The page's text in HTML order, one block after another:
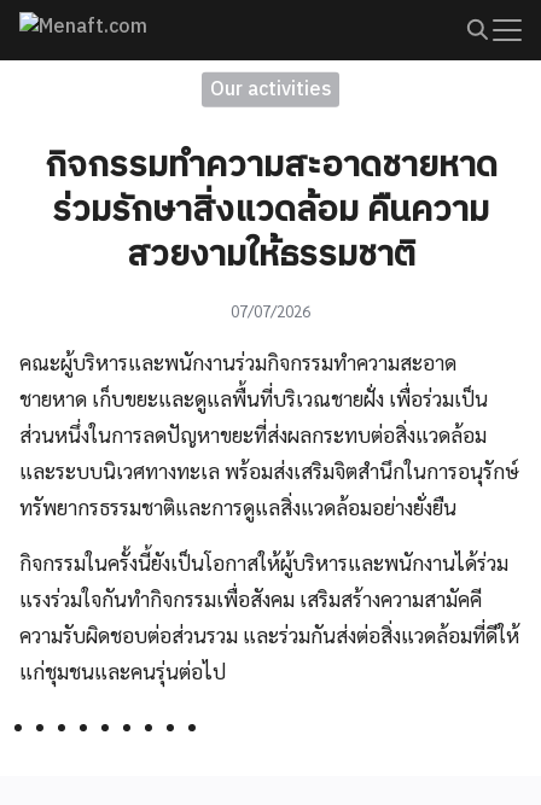
Skip
Search
Our activities
กิจกรรมทำความสะอาดชายหาด
ร่วมรักษาสิ่งแวดล้อม คืนความ
สวยงามให้ธรรมชาติ
07/07/2026
คณะผู้บริหารและพนักงานร่วมกิจกรรมทำความสะอาด
ชายหาด เก็บขยะและดูแลพื้นที่บริเวณชายฝั่ง เพื่อร่วมเป็น
ส่วนหนึ่งในการลดปัญหาขยะที่ส่งผลกระทบต่อสิ่งแวดล้อม
และระบบนิเวศทางทะเล พร้อมส่งเสริมจิตสำนึกในการอนุรักษ์
ทรัพยากรธรรมชาติและการดูแลสิ่งแวดล้อมอย่างยั่งยืน
กิจกรรมในครั้งนี้ยังเป็นโอกาสให้ผู้บริหารและพนักงานได้ร่วม
แรงร่วมใจกันทำกิจกรรมเพื่อสังคม เสริมสร้างความสามัคคี
ความรับผิดชอบต่อส่วนรวม และร่วมกันส่งต่อสิ่งแวดล้อมที่ดีให้
แก่ชุมชนและคนรุ่นต่อไป